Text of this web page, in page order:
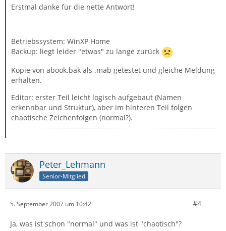
Erstmal danke für die nette Antwort!
Betriebssystem: WinXP Home
Backup: liegt leider "etwas" zu lange zurück
Kopie von abook.bak als .mab getestet und gleiche Meldung
erhalten.
Editor: erster Teil leicht logisch aufgebaut (Namen
erkennbar und Struktur), aber im hinteren Teil folgen
chaotische Zeichenfolgen (normal?).
Peter_Lehmann
Senior-Mitglied
5. September 2007 um 10:42 #4
Ja, was ist schon "normal" und was ist "chaotisch"?